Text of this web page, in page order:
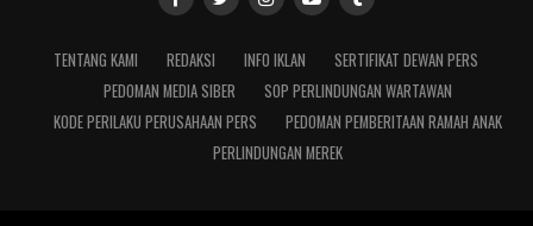
TENTANG KAMI REDAKSI INFO IKLAN
SERTIFIKAT DEWAN PERS
PEDOMAN MEDIA SIBER
SOP PERLINDUNGAN WARTAWAN
KODE PERILAKU PERUSAHAAN PERS
PEDOMAN PEMBERITAAN RAMAH ANAK
PERLINDUNGAN MEREK